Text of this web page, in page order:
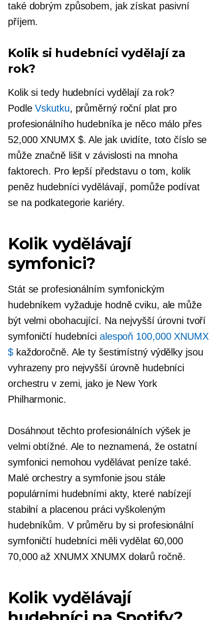
také dobrým způsobem, jak získat pasivní
příjem.
Kolik si hudebníci vydělají za
rok?
Kolik si tedy hudebníci vydělají za rok?
PodleVskutku, průměrný roční plat pro
profesionálního hudebníka je něco málo přes
52,000 XNUMX $. Ale jak uvidíte, toto číslo se
může značně lišit v závislosti na mnoha
faktorech. Pro lepší představu o tom, kolik
peněz hudebníci vydělávají, pomůže podívat
se na podkategorie kariéry.
Kolik vydělávají
symfonici?
Stát se profesionálním symfonickým
hudebníkem vyžaduje hodně cviku, ale může
být velmi obohacující. Na nejvyšší úrovni tvoří
symfoničtí hudebníci alespoň 100,000 XNUMX
$každoročně. Ale ty šestimístnývýdělky jsou
vyhrazeny pro nejvyšší úrovně hudebníci
orchestru v zemi, jako je New York
Philharmonic.
Dosáhnout těchto profesionálních výšek je
velmi obtížné. Ale to neznamená, že ostatní
symfonici nemohou vydělávat peníze také.
Malé orchestry a symfonie jsou stále
populárními hudebními akty, které nabízejí
stabilní a placenou práci vyškoleným
hudebníkům. V průměru by si profesionální
symfoničtí hudebníci měli vydělat 60,000
70,000 až XNUMX XNUMX dolarů ročně.
Kolik vydělávají